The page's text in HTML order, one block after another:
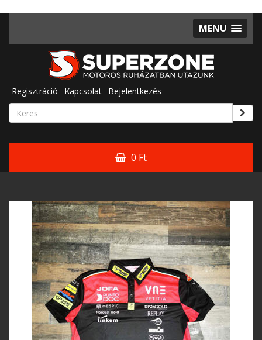
MENU
Regisztráció Kapcsolat Bejelentkezés
0 Ft